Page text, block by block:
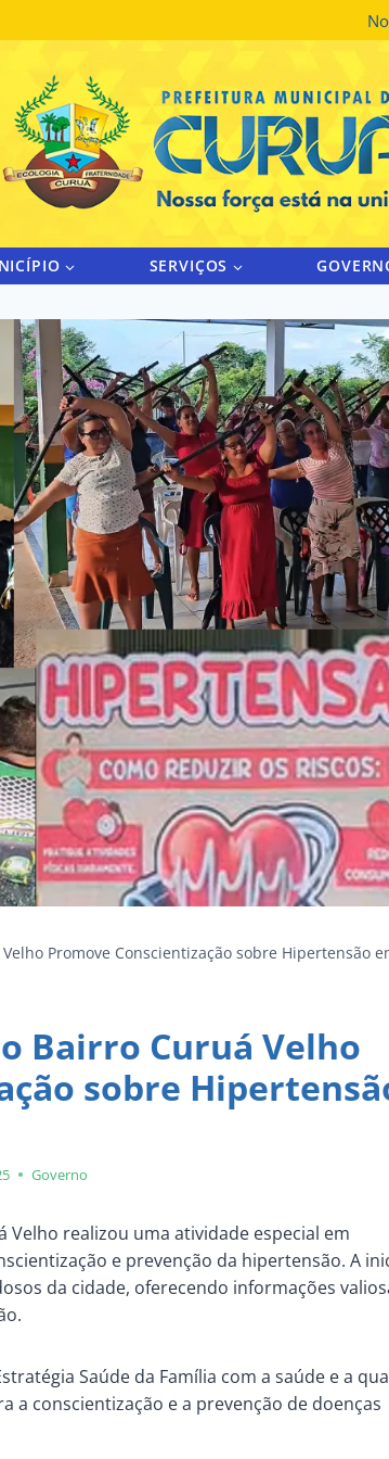
SERVIÇOS
Promove Conscientização sobre Hipertensão
Bairro Curuá Velho
sobre
Governo
Velho realizou uma atividade especial em
e prevenção da hipertensão. A
da cidade, oferecendo informações
Saúde da Família com a saúde e a
a conscientização e a prevenção de doenças